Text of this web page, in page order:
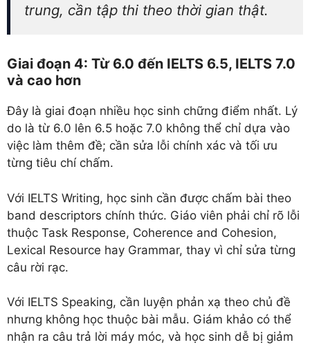
trung, cần tập thi theo thời gian thật.
Giai đoạn 4: Từ 6.0 đến IELTS 6.5, IELTS 7.0
và cao hơn
Đây là giai đoạn nhiều học sinh chững điểm nhất. Lý
do là từ 6.0 lên 6.5 hoặc 7.0 không thể chỉ dựa vào
việc làm thêm đề; cần sửa lỗi chính xác và tối ưu
từng tiêu chí chấm.
Với IELTS Writing, học sinh cần được chấm bài theo
band descriptors chính thức. Giáo viên phải chỉ rõ lỗi
thuộc Task Response, Coherence and Cohesion,
Lexical Resource hay Grammar, thay vì chỉ sửa từng
câu rời rạc.
Với IELTS Speaking, cần luyện phản xạ theo chủ đề
nhưng không học thuộc bài mẫu. Giám khảo có thể
nhận ra câu trả lời máy móc, và học sinh dễ bị giảm